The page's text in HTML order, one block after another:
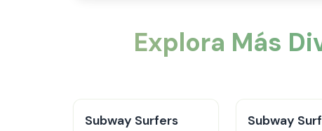
Explora Más
Subway Surfers
Subway